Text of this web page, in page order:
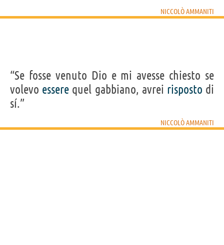
NICCOLÒ AMMANITI
“Se fosse venuto Dio e mi avesse chiesto se
volevo essere quel gabbiano, avrei risposto di
sí.”
NICCOLÒ AMMANITI